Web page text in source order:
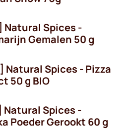
Natural Spices -
Gemalen 50 g
Natural Spices - Pizza
50 g BIO
Natural Spices -
Poeder Gerookt 60 g